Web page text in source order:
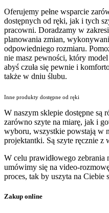
Oferujemy pełne wsparcie
dostępnych od ręki, jak i tych
pracowni. Doradzamy w
planowania zmian,
odpowiedniego rozmiaru.
nie masz pewności, który
abyś czuła się pewnie i
także w dniu ślubu.
Inne produkty dostępne od ręki
W naszym sklepie dostępne są
zarówno szyte na miarę, jak i
wyboru, wszystkie powstają w
projektantki. Są szyte ręcznie z
W celu prawidłowego
umówimy się na video-
proces, tak by uszyta na Ciebie
Zakup online